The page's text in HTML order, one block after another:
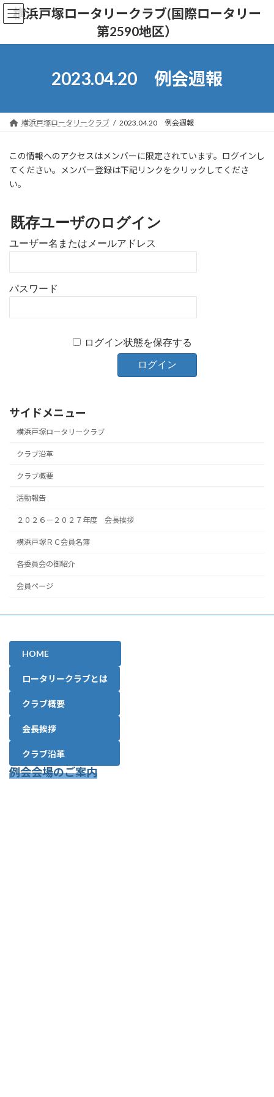
コ
ン
ン
プ
ナ
ビ
ー
動
横浜戸塚ロータリークラブ(国際ロータリー
第2590地区）
2023.04.20 例会週報
横浜戸塚ロータリークラブ 2023.04.20 例会週報
この情報へのアクセスはメンバーに限定されています。ログインし
てください。メンバー登録は下記リンクをクリックしてくださ
い。
既存ユーザのログイン
ユーザー名またはメールアドレス
パスワード
ログイン状態を保存する
サイドメニュー
横浜戸塚ロータリークラブ
クラブ沿革
クラブ概要
活動報告
２０２６－２０２７年度 会長挨拶
横浜戸塚ＲＣ会員名簿
各委員会の御紹介
会員ページ
HOME
ロータリークラブとは
クラブ概要
会長挨拶
クラブ沿革
例会会場のご案内